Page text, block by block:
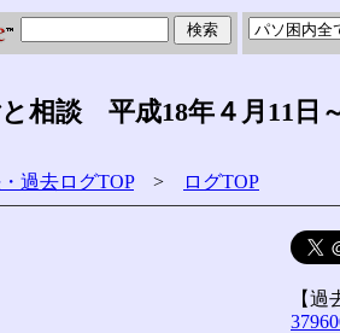
相談 平成18年４月11日
過去ログTOP> ログTOP
【